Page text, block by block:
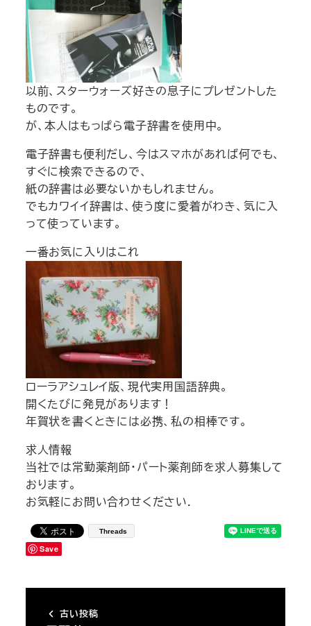
以前、スターウォーズ好きの息子にプレゼントした
ものです。
が、本人はもっぱら電子辞書を使用中。
電子辞書も便利だし、今はスマホがあれば何でも、
すぐに検索できるので、
紙の辞書は必要ないかもしれません。
でもカワイイ辞書は、使う度に愛着がわき、気に入
って使っています。
一番お気に入りはこれ
ローラアシュレイ版、現代実用国語辞典。
開くたびに発見があります！
年賀状を書くときには必携、私の相棒です。
求人情報
当社では常勤薬剤師・パート薬剤師を求人募集して
おります。
お気軽にお問い合わせください.
Threads
Save
古い投稿